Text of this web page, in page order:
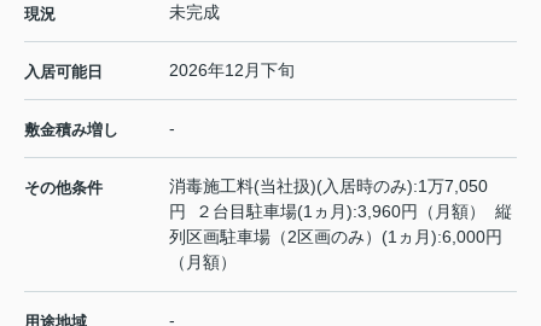
現況 未完成
入居可能日 2026年12月下旬
敷金積み増し -
その他条件
消毒施工料(当社扱)(入居時のみ):1万7,050
円 ２台目駐車場(1ヵ月):3,960円（月額） 縦
列区画駐車場（2区画のみ）(1ヵ月):6,000円
（月額）
用途地域 -